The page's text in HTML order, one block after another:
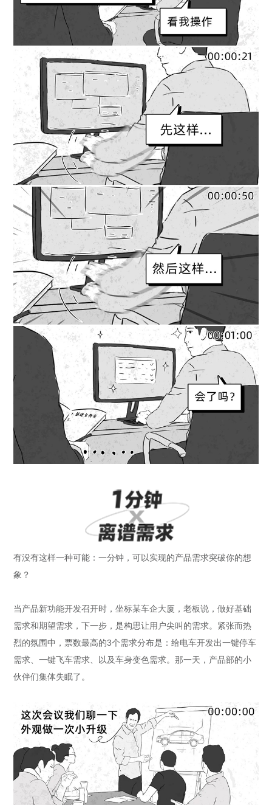
有没有这样一种可能：一分钟，可以实现的产品需求突破你的想
象？
当产品新功能开发召开时，坐标某车企大厦，老板说，做好基础
需求和期望需求，下一步，是构思让用户尖叫的需求。紧张而热
烈的氛围中，票数最高的3个需求分布是：给电车开发出一键停车
需求、一键飞车需求、以及车身变色需求。那一天，产品部的小
伙伴们集体失眠了。